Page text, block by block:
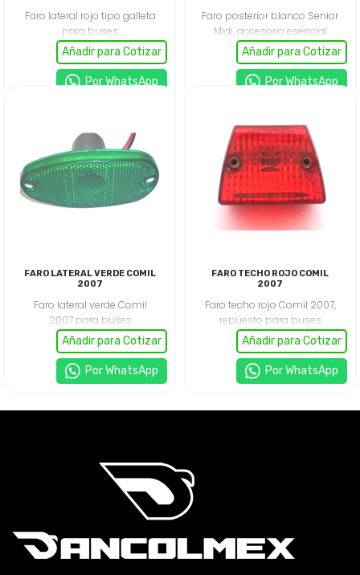
Faro lateral rojo tipo galleta
para buses
interprovinciales y de larga
distancia, accesorio de
señalización que mejora la
funcionamiento confiable
en ruta.
Añadir para Cotizar
Por WhatsApp
Faro posterior blanco Senior
Midi, accesorio esencial
para buses urbanos y
turísticos. Repuesto original
que asegura iluminación
buses en Lima y Perú.
Calidad garantizada,
asesoría técnica
especializada y entrega
rápida.
Añadir para Cotizar
Por WhatsApp
FARO LATERAL VERDE COMIL
2007
Faro lateral verde Comil
2007 para buses
interprovinciales y de
turismo, accesorio de
señalización que mejora la
identificación lateral del
seguridad operativa y
Añadir para Cotizar
Por WhatsApp
FARO TECHO ROJO COMIL
2007
Faro techo rojo Comil 2007,
repuesto para buses
interprovinciales y turísticos.
Autoparte original diseñada
para máxima visibilidad y
seguridad vial. Venta de
Lima y Perú, con entrega
Añadir para Cotizar
Por WhatsApp